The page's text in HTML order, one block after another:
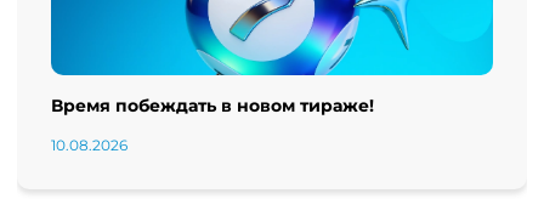
Время побеждать в новом тираже!
10.08.2026